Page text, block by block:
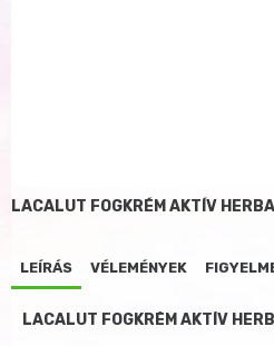
LACALUT FOGKRÉM AKTÍV
LEÍRÁS VÉLEMÉNYEK
LACALUT FOGKRÉM AKTÍV